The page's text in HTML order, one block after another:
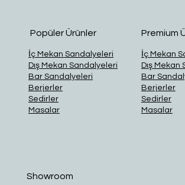
Showroom
Popüler Ürünler
İç Mekan Sandalyeleri
Dış Mekan Sandalyeleri
Bar Sandalyeleri
Berjerler
Sedirler
Masalar
Premium
İç Mekan
Dış
Bar
Berjerler
Sedirler
Masalar